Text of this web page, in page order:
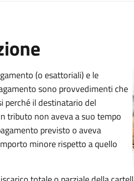
(o esattoriali) e le
sono provvedimenti che
perché il destinatario del
tributo non aveva a suo tempo
previsto o aveva
minore rispetto a quello